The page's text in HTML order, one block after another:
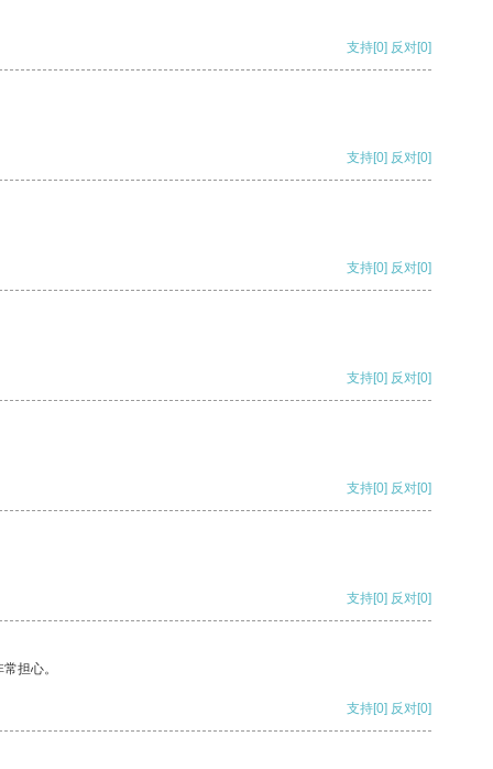
支持[0] 反对[0]
支持[0] 反对[0]
支持[0] 反对[0]
支持[0] 反对[0]
支持[0] 反对[0]
支持[0] 反对[0]
担心。
支持[0] 反对[0]